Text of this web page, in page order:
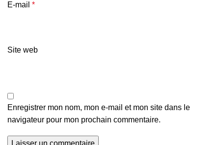
E-mail *
Site web
Enregistrer mon nom, mon e-mail et mon site dans le
navigateur pour mon prochain commentaire.